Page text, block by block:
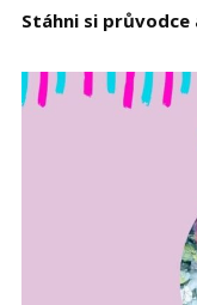
Stáhni si průvodce